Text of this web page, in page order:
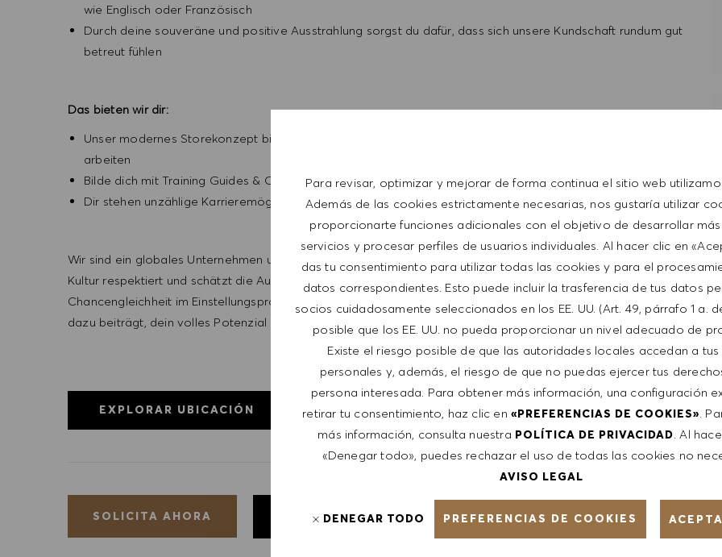
Para revisar, optimizar y mejorar de forma continua el sitio web
Además de las cookies estrictamente necesarias, nos gustaría utilizar
proporcionarte funciones adicionales con el objetivo de desarrollar
servicios y procesar perfiles de usuarios individuales. Al hacer clic en
das tu consentimiento para utilizar todas las cookies y para el
datos correspondientes. Esto puede incluir la trasferencia de tus datos
socios cuidadosamente seleccionados en los EE. UU. (Art. 49, párrafo 1 a.
posible que los EE. UU. no pueda proporcionar un nivel adecuado de
Existe el riesgo posible de que las autoridades locales accedan a
personales y, además, el riesgo de que no puedas ejercer tus
persona interesada. Para obtener más información, una configuración
retirar tu consentimiento, haz clic en «PREFERENCIAS DE COOKIES».
más información, consulta nuestra POLÍTICA DE PRIVACIDAD. Al
«Denegar todo», puedes rechazar el uso de todas las cookies no
AVISO LEGAL
PREFERENCIAS DE COOKIES
DENEGAR TODO
wie Englisch oder Französisch
Durch deine souveräne und positive Ausstrahlung sorgst du dafür, dass sich unsere Kundschaft rundum gut
betreut fühlen
Das bieten wir dir:
Unser modernes Storekonzept bietet dir mit einem inspirierenden Team aus der ganzen Welt zusammen zu
arbeiten
Bilde dich mit Training Guides & Online Trainings zu unserer Kollektion weiter
Dir stehen unzählige Karrieremöglichkeiten offen – wachse über dich hinaus
Wir sind ein globales Unternehmen und unsere Mitarbeiter repräsentieren die ganze Welt. Unsere integrative
Kultur respektiert und schätzt die Authentizität und Individualität jedes Einzelnen. Wir setzen uns für
Chancengleichheit im Einstellungsprozess ein – und wir glauben, dass unser gleichberechtigtes Arbeitsumfeld
dazu beiträgt, dein volles Potenzial zu entfalten und dich zu inspirieren, erfolgreich zu sein.
EXPLORAR UBICACIÓN
SOLICITA AHORA GUARDAR TRABAJO